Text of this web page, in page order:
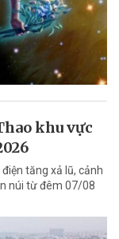
khu vực
tăng xả lũ, cảnh
núi từ đêm 07/08